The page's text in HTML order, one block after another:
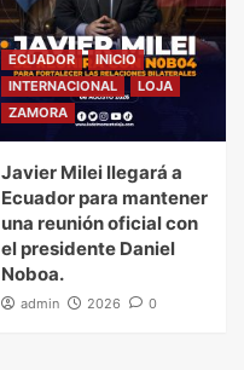
ECUADOR
INICIO
INTERNACIONAL
LOJA
ZAMORA
Javier Milei llegará a
Ecuador para mantener
una reunión oficial con
el presidente Daniel
Noboa.
admin 2026 0